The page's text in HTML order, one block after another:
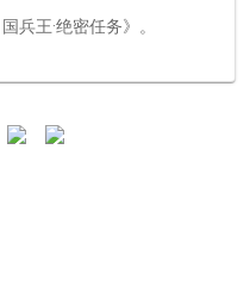
兵王·绝密任务》。